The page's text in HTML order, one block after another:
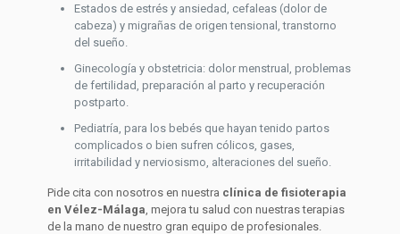
Estados de estrés y ansiedad, cefaleas (dolor de
cabeza) y migrañas de origen tensional, transtorno
del sueño.
Ginecología y obstetricia: dolor menstrual, problemas
de fertilidad, preparación al parto y recuperación
postparto.
Pediatría, para los bebés que hayan tenido partos
complicados o bien sufren cólicos, gases,
irritabilidad y nerviosismo, alteraciones del sueño.
Pide cita con nosotros en nuestra clínica de fisioterapia
en Vélez-Málaga, mejora tu salud con nuestras terapias
de la mano de nuestro gran equipo de profesionales.